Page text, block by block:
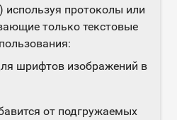
используя протоколы или
только текстовые
шрифтов изображений в
от подгружаемых